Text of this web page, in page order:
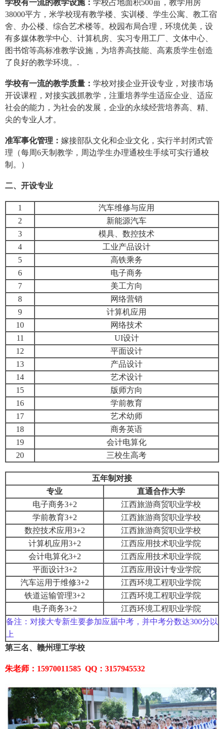
学校有一流的教学设施： 学校占地面积500亩，教学用房
38000平方，米学校现有教学楼、实训楼、学生公寓、教工宿
舍、办公楼、综合艺术楼等。校园布局合理，环境优美，设
有多媒体教学中心、计算机房、实习专用工厂、文体中心、
图书馆等高标准教学设施，为培养高技能、高素质学生创造
了良好的教学环境。.
学校有一流的教学质量： 学校对接企业开设专业，对接市场
开设课程，对接实践抓教学，注重培养学生适应企业、适应
社会的能力，为社会的发展，企业的永续经营培养高、精、
尖的专业人才。
准军事化管理： 嫁接部队文化和企业文化，实行半封闭式管
理（每周6天制教学，周边学生办理通校生手续可实行通校
制。）
二、开设专业
1
汽车维修与应用
2
新能源汽车
3
模具、数控技术
4
工业产品设计
5
高铁乘务
6
电子商务
7
美工方向
8
网络营销
9
计算机应用
10
网络技术
11
UI设计
12
平面设计
13
产品设计
14
艺术设计
15
版师方向
16
学前教育
17
艺术幼师
18
商务英语
19
会计电算化
20
三校生高考
五年制对接
专业
直通合作大学
电子商务3+2
江西旅游商贸职业学校
学前教育3+2
江西旅游商贸职业学校
数控技术应用3+2
江西旅游商贸职业学校
计算机应用3+2
江西应用技术职业学院
会计电算化3+2
江西应用技术职业学院
平面设计3+2
江西应用设计专业学院
汽车运用于维修3+2
江西环境工程职业学院
铁道运输管理3+2
江西环境工程职业学院
电子商务3+2
江西环境工程职业学院
备注： 对接大专新生要参加应届中考，并中考分数达300分以
上
第三名、赣州理工学校
朱老师：15970011585 QQ：3157945532